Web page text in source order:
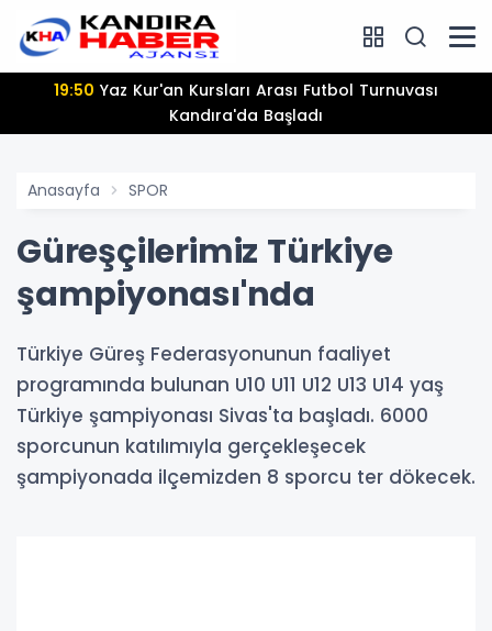
17:18Kandıra Beşiktaş JK Futbol Okulu'nda Kayıtlar
Başladı
Anasayfa SPOR
Güreşçilerimiz Türkiye
şampiyonası'nda
Türkiye Güreş Federasyonunun faaliyet
programında bulunan U10 U11 U12 U13 U14 yaş
Türkiye şampiyonası Sivas'ta başladı. 6000
sporcunun katılımıyla gerçekleşecek
şampiyonada ilçemizden 8 sporcu ter dökecek.